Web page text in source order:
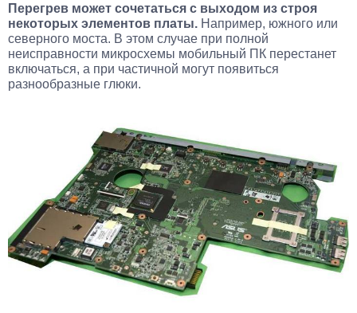
Перегрев может сочетаться с выходом из строя
некоторых элементов платы. Например, южного или
северного моста. В этом случае при полной
неисправности микросхемы мобильный ПК перестанет
включаться, а при частичной могут появиться
разнообразные глюки.